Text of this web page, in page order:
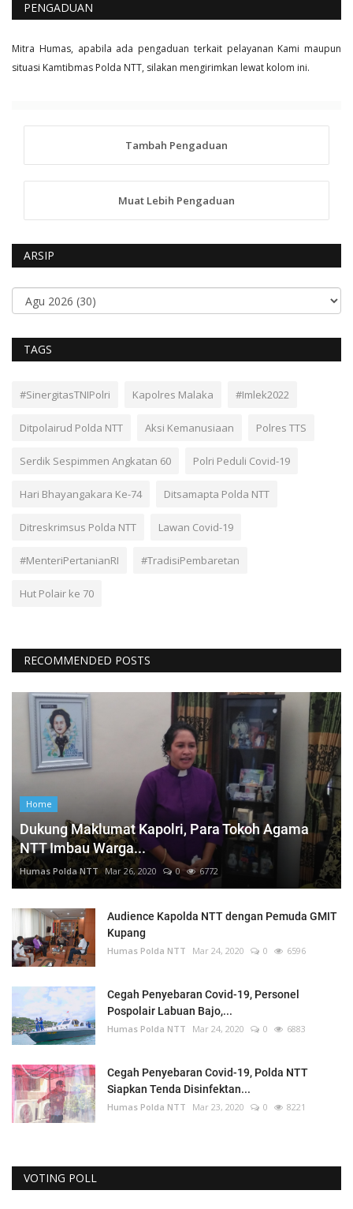
PENGADUAN
Mitra Humas, apabila ada pengaduan terkait pelayanan Kami maupun
situasi Kamtibmas Polda NTT, silakan mengirimkan lewat kolom ini.
Tambah Pengaduan
Muat Lebih Pengaduan
ARSIP
TAGS
#SinergitasTNIPolri Kapolres Malaka #Imlek2022
Ditpolairud Polda NTT Aksi Kemanusiaan Polres TTS
Serdik Sespimmen Angkatan 60 Polri Peduli Covid-19
Hari Bhayangakara Ke-74 Ditsamapta Polda NTT
Ditreskrimsus Polda NTT Lawan Covid-19
#MenteriPertanianRI #TradisiPembaretan
Hut Polair ke 70
RECOMMENDED POSTS
Home
Dukung Maklumat Kapolri, Para Tokoh Agama
NTT Imbau Warga...
Humas Polda NTT Mar 26, 2020 0 6772
Audience Kapolda NTT dengan Pemuda GMIT
Kupang
Humas Polda NTT Mar 24, 2020 0 6596
Cegah Penyebaran Covid-19, Personel
Pospolair Labuan Bajo,...
Humas Polda NTT Mar 24, 2020 0 6883
Cegah Penyebaran Covid-19, Polda NTT
Siapkan Tenda Disinfektan...
Humas Polda NTT Mar 23, 2020 0 8221
VOTING POLL